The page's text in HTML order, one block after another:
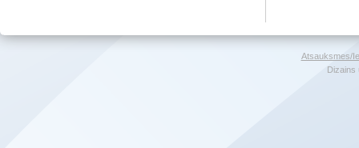
Atsauksmes/
Dizains